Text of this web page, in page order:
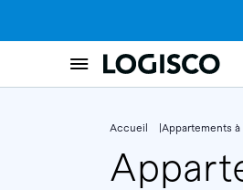
Accueil Appartements à